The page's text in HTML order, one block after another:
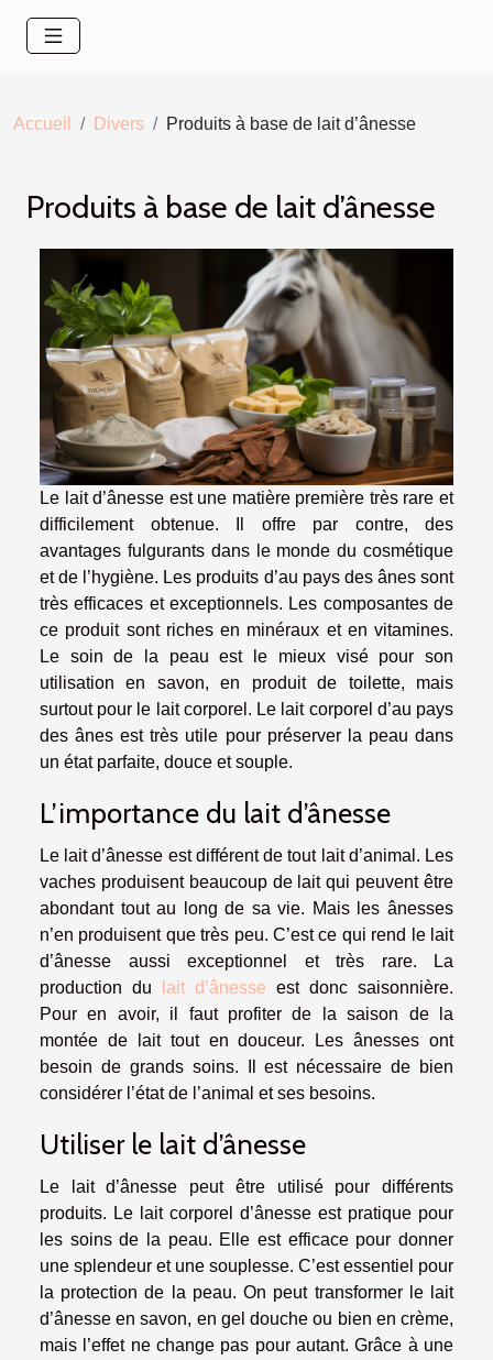
Accueil Divers Produits à base de lait d’ânesse
Produits à base de lait d’ânesse
Le lait d’ânesse est une matière première très rare et
difficilement obtenue. Il offre par contre, des
avantages fulgurants dans le monde du cosmétique
et de l’hygiène. Les produits d’au pays des ânes sont
très efficaces et exceptionnels. Les composantes de
ce produit sont riches en minéraux et en vitamines.
Le soin de la peau est le mieux visé pour son
utilisation en savon, en produit de toilette, mais
surtout pour le lait corporel. Le lait corporel d’au pays
des ânes est très utile pour préserver la peau dans
un état parfaite, douce et souple.
L’importance du lait d’ânesse
Le lait d’ânesse est différent de tout lait d’animal. Les
vaches produisent beaucoup de lait qui peuvent être
abondant tout au long de sa vie. Mais les ânesses
n’en produisent que très peu. C’est ce qui rend le lait
d’ânesse aussi exceptionnel et très rare. La
production du
lait d’ânesse est donc saisonnière.
Pour en avoir, il faut profiter de la saison de la
montée de lait tout en douceur. Les ânesses ont
besoin de grands soins. Il est nécessaire de bien
considérer l’état de l’animal et ses besoins.
Utiliser le lait d’ânesse
Le lait d’ânesse peut être utilisé pour différents
produits. Le lait corporel d’ânesse est pratique pour
les soins de la peau. Elle est efficace pour donner
une splendeur et une souplesse. C’est essentiel pour
la protection de la peau. On peut transformer le lait
d’ânesse en savon, en gel douche ou bien en crème,
mais l’effet ne change pas pour autant. Grâce à une